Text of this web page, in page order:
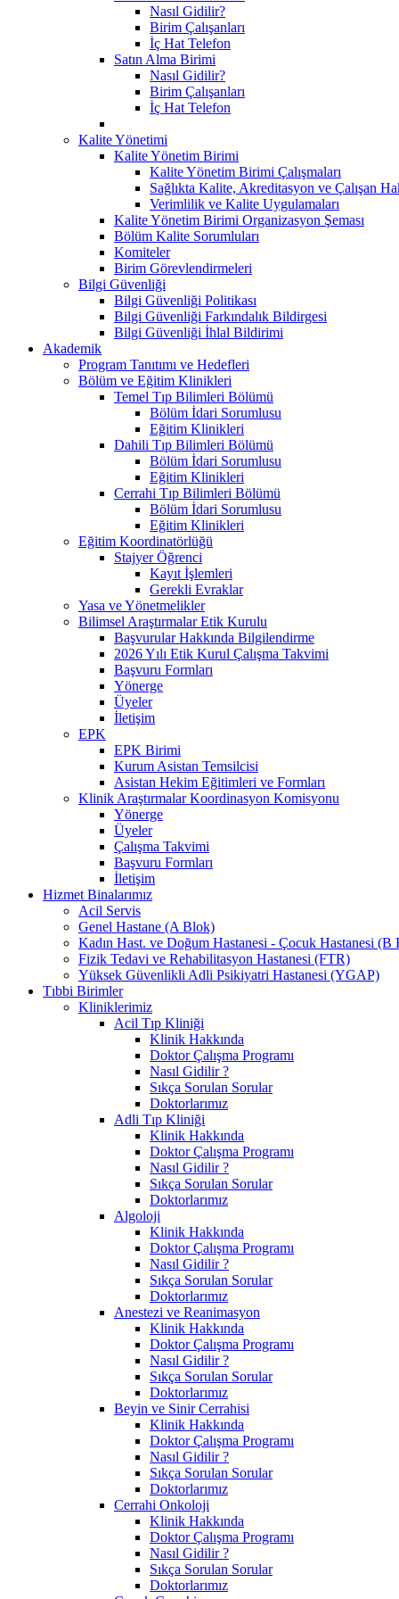
Nasıl Gidilir?
Birim Çalışanları
İç Hat Telefon
Satın Alma Birimi
Nasıl Gidilir?
Birim Çalışanları
İç Hat Telefon
Kalite Yönetimi
Kalite Yönetim Birimi
Kalite Yönetim Birimi Çalışmaları
Sağlıkta Kalite, Akreditasyon ve Çalışan
Verimlilik ve Kalite Uygulamaları
Kalite Yönetim Birimi Organizasyon Şeması
Bölüm Kalite Sorumluları
Komiteler
Birim Görevlendirmeleri
Bilgi Güvenliği
Bilgi Güvenliği Politikası
Bilgi Güvenliği Farkındalık Bildirgesi
Bilgi Güvenliği İhlal Bildirimi
Akademik
Program Tanıtımı ve Hedefleri
Bölüm ve Eğitim Klinikleri
Temel Tıp Bilimleri Bölümü
Bölüm İdari Sorumlusu
Eğitim Klinikleri
Dahili Tıp Bilimleri Bölümü
Bölüm İdari Sorumlusu
Eğitim Klinikleri
Cerrahi Tıp Bilimleri Bölümü
Bölüm İdari Sorumlusu
Eğitim Klinikleri
Eğitim Koordinatörlüğü
Stajyer Öğrenci
Kayıt İşlemleri
Gerekli Evraklar
Yasa ve Yönetmelikler
Bilimsel Araştırmalar Etik Kurulu
Başvurular Hakkında Bilgilendirme
2026 Yılı Etik Kurul Çalışma Takvimi
Başvuru Formları
Yönerge
Üyeler
İletişim
EPK
EPK Birimi
Kurum Asistan Temsilcisi
Asistan Hekim Eğitimleri ve Formları
Klinik Araştırmalar Koordinasyon Komisyonu
Yönerge
Üyeler
Çalışma Takvimi
Başvuru Formları
İletişim
Hizmet Binalarımız
Acil Servis
Genel Hastane (A Blok)
Kadın Hast. ve Doğum Hastanesi - Çocuk Hastanesi (B
Fizik Tedavi ve Rehabilitasyon Hastanesi (FTR)
Yüksek Güvenlikli Adli Psikiyatri Hastanesi (YGAP)
Tıbbi Birimler
Kliniklerimiz
Acil Tıp Kliniği
Klinik Hakkında
Doktor Çalışma Programı
Nasıl Gidilir ?
Sıkça Sorulan Sorular
Doktorlarımız
Adli Tıp Kliniği
Klinik Hakkında
Doktor Çalışma Programı
Nasıl Gidilir ?
Sıkça Sorulan Sorular
Doktorlarımız
Algoloji
Klinik Hakkında
Doktor Çalışma Programı
Nasıl Gidilir ?
Sıkça Sorulan Sorular
Doktorlarımız
Anestezi ve Reanimasyon
Klinik Hakkında
Doktor Çalışma Programı
Nasıl Gidilir ?
Sıkça Sorulan Sorular
Doktorlarımız
Beyin ve Sinir Cerrahisi
Klinik Hakkında
Doktor Çalışma Programı
Nasıl Gidilir ?
Sıkça Sorulan Sorular
Doktorlarımız
Cerrahi Onkoloji
Klinik Hakkında
Doktor Çalışma Programı
Nasıl Gidilir ?
Sıkça Sorulan Sorular
Doktorlarımız